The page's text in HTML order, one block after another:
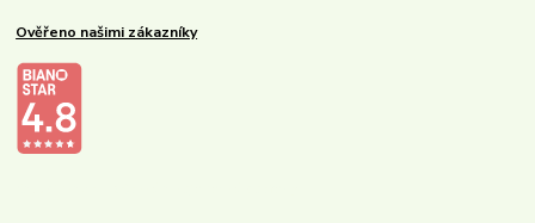
Ověřeno našimi zákazníky